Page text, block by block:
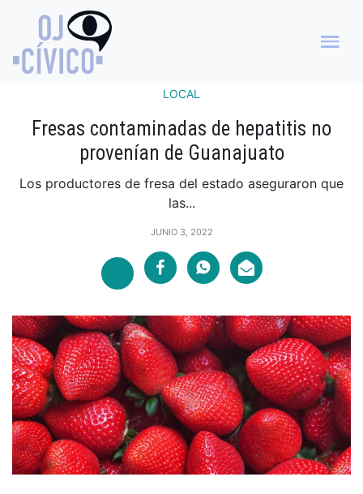
LOCAL
Fresas contaminadas de hepatitis no
provenían de Guanajuato
Los productores de fresa del estado aseguraron que
las...
JUNIO 3, 2022